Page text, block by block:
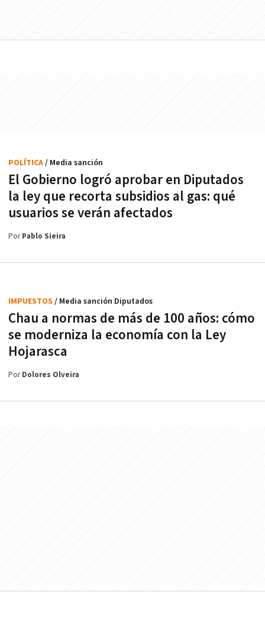
El Gobierno logró aprobar en Diputados
la ley que recorta subsidios al gas: qué
usuarios se verán afectados
POLÍTICA/ Media sanción
PorPablo Sieira
Chau a normas de más de 100 años: cómo
se moderniza la economía con la Ley
Hojarasca
IMPUESTOS / Media sanción Diputados
PorDolores Olveira